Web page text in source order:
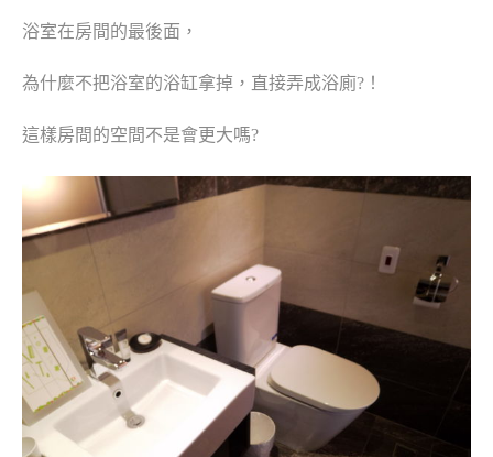
浴室在房間的最後面，
為什麼不把浴室的浴缸拿掉，直接弄成浴廁?！
這樣房間的空間不是會更大嗎?